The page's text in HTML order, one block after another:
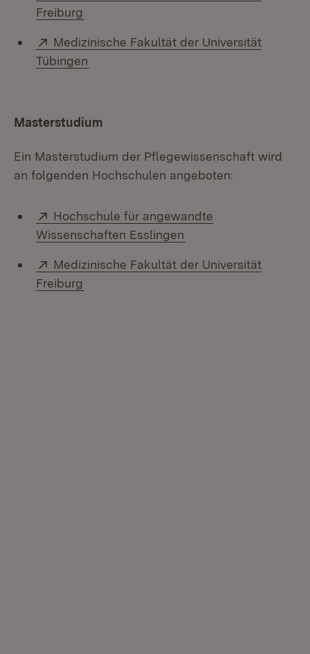
Freiburg
Extern:
Medizinische Fakultät der Universität
Tübingen
Masterstudium
Ein Masterstudium der Pflegewissenschaft wird
an folgenden Hochschulen angeboten:
Extern:
Hochschule für angewandte
Wissenschaften Esslingen
Extern:
Medizinische Fakultät der Universität
Freiburg